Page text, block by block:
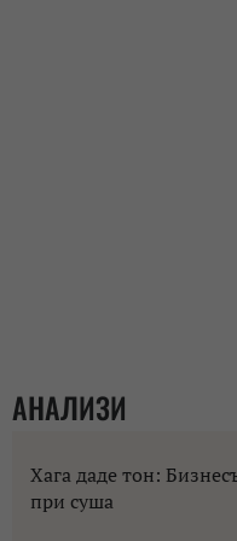
АНАЛИЗИ
Хага даде тон:
при суша